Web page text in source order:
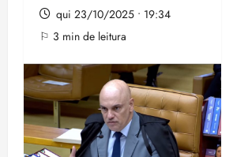
qui 23/10/2025 • 19:34
⚐ 3 min de leitura